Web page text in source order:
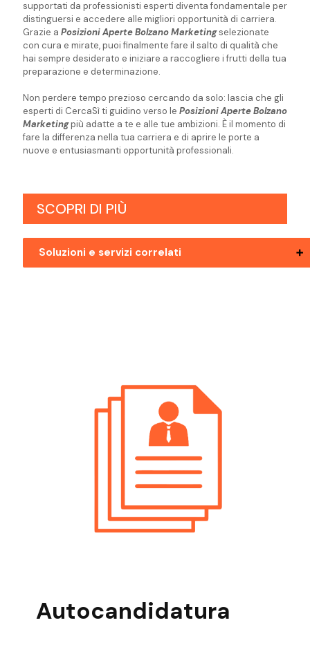
supportati da professionisti esperti diventa fondamentale per
distinguersi e accedere alle migliori opportunità di carriera.
Grazie a Posizioni Aperte Bolzano Marketingselezionate
con cura e mirate, puoi finalmente fare il salto di qualità che
hai sempre desiderato e iniziare a raccogliere i frutti della tua
preparazione e determinazione.
Non perdere tempo prezioso cercando da solo: lascia che gli
esperti di CercaSì ti guidino verso le Posizioni Aperte Bolzano
Marketingpiù adatte a te e alle tue ambizioni. È il momento di
fare la differenza nella tua carriera e di aprire le porte a
nuove e entusiasmanti opportunità professionali.
SCOPRI DI PIÙ
Soluzioni e servizi correlati
Posizioni Aperte Rovereto Marketing
Posizioni Aperte Trento Marketing
Posizioni Aperte Val Di Non Marketing
Posizioni Aperte Valli Giudicarie Marketing
Posizioni Aperte Valsugana Marketing
Autocandidatura